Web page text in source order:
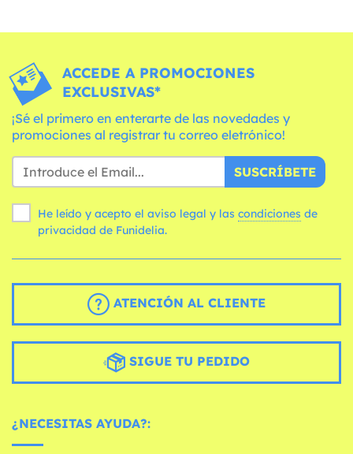
ACCEDE A PROMOCIONES
EXCLUSIVAS*
¡Sé el primero en enterarte de las novedades y
promociones al registrar tu correo eletrónico!
SUSCRÍBETE
He leído y acepto el aviso legal y las condiciones
privacidad de Funidelia.
ATENCIÓN AL CLIENTE
SIGUE TU PEDIDO
¿NECESITAS AYUDA?: